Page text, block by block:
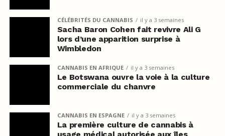
CÉLÉBRITÉS DU CANNABIS il y a 3 semaines
Sacha Baron Cohen fait revivre Ali G
lors d’une apparition surprise à
Wimbledon
CANNABIS EN AFRIQUE il y a 3 semaines
Le Botswana ouvre la voie à la culture
commerciale du chanvre
CANNABIS EN ESPAGNE il y a 3 semaines
La première culture de cannabis à